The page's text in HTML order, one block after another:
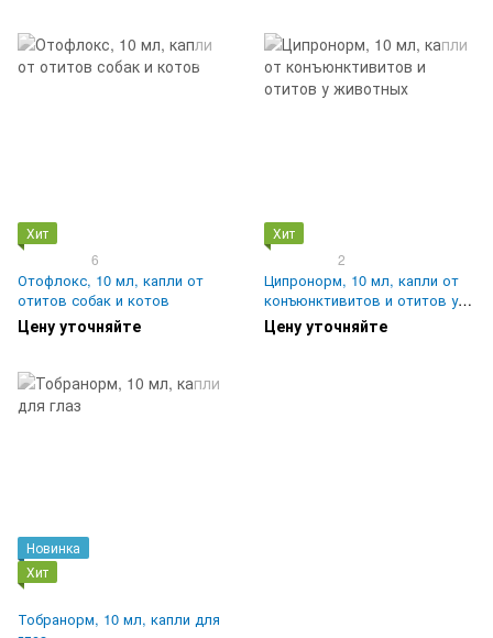
Хит
6
Отофлокс, 10 мл, капли от
отитов собак и котов
Цену уточняйте
Хит
2
Ципронорм, 10 мл, капли от
конъюнктивитов и отитов у
животных
Цену уточняйте
Новинка
Хит
Тобранорм, 10 мл, капли для